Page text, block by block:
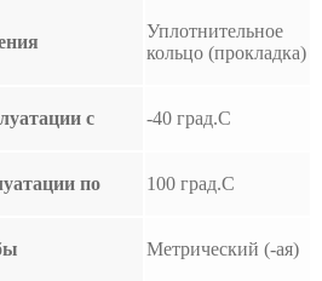
Уплотнительное
кольцо (прокладка)
с -40 град.C
по 100 град.C
Метрический (-ая)